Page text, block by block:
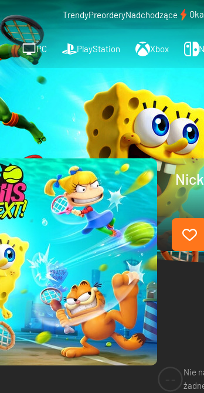
TrendyPreorderyNadchodzące
PC PlayStation Xbox
Nie